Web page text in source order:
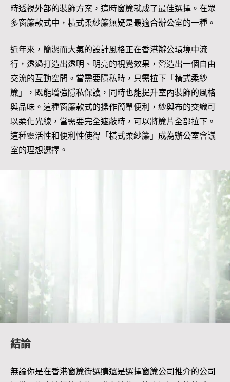
時透視外部的裝飾方案，這時窗簾就成了最佳選擇。在眾
多窗簾款式中，橫式柔紗簾無疑是最適合辦公室的一種。
近年來，簡潔而大氣的設計風格正在香港辦公環境中流
行，透過打造出透明、明亮的視覺效果，營造出一個自由
交流的互動空間。當需要隱私時，只需拉下「橫式柔紗
簾」，既能增強隱私保護，同時也能提升室內裝飾的風格
與品味。這種窗簾款式的操作簡單便利，紗與布的交織可
以柔化光線，當需要完全遮蔽時，可以將簾片全部拉下。
這種靈活性和便利性使得「橫式柔紗簾」成為辦公室會議
室的理想選擇。
結論
無論你是在香港窗簾街選購還是選擇窗簾公司推介的公司